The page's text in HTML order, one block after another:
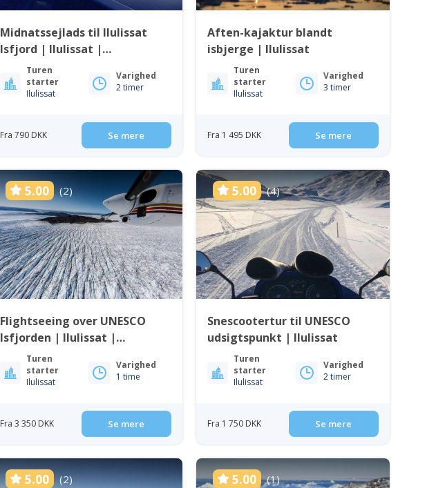
Midnatssejlads til Ilulissat
Isfjord | Ilulissat |
Diskobugten
Turen
starter
Ilulissat
Varighed
2 timer
Fra 790 DKK Se mere
Aften-kajaktur blandt
isbjerge | Ilulissat
Turen
starter
Ilulissat
Varighed
3 timer
Fra 1 495 DKK Se mere
5.00 (2)
Flightseeing over UNESCO
Isfjorden | Ilulissat |
Diskobugten
Turen
starter
Ilulissat
Varighed
1 time
Fra 3 350 DKK Se mere
5.00 (4)
Snescootertur til UNESCO
udsigtspunkt | Ilulissat
Turen
starter
Ilulissat
Varighed
2 timer
Fra 1 750 DKK Se mere
5.00 (2) 5.00 (1)